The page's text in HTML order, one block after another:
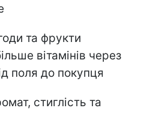
та фрукти
вітамінів через
поля до покупця
стиглість та